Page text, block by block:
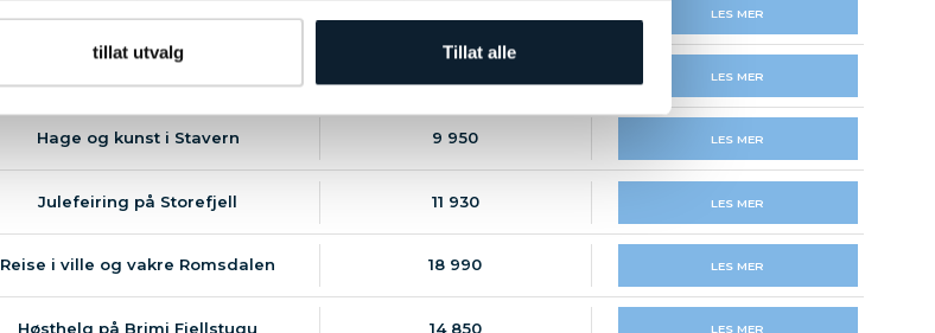
tillat utvalg Tillat alle
LES MER
LES MER
Hage og kunst i Stavern 9 950 LES MER
Julefeiring på Storefjell 11 930 LES MER
Reise i ville og vakre Romsdalen 18 990 LES MER
Høsthelg på Brimi Fjellstugu 14 850 LES MER